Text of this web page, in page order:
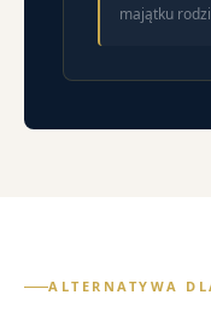
majątku
ALTERNATYWA